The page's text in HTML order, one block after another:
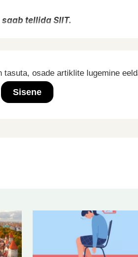
tellida SIIT.
osade artiklite lugemine
Sisene